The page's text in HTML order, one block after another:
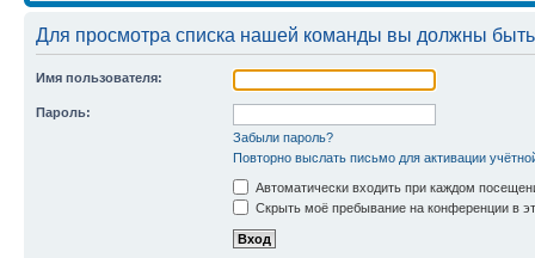
Для просмотра списка нашей команды вы должны
Имя пользователя:
Пароль:
Забыли пароль?
Повторно выслать письмо для активации
Автоматически входить при каждом
Скрыть моё пребывание на конференции в